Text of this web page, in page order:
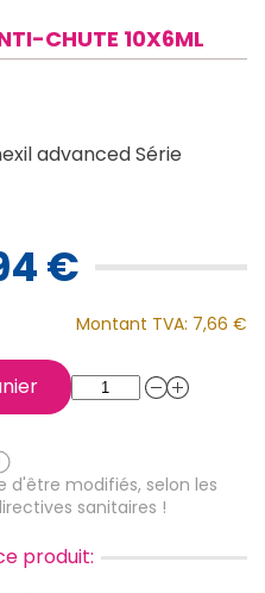
CHUTE 10X6ML
advanced Série
€
Montant TVA: 7,66 €
d'être modifiés, selon les
sanitaires !
produit: